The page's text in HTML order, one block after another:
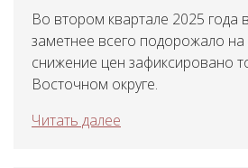
Во втором квартале 2025 года
заметнее всего подорожало
снижение цен зафиксировано
Восточном округе.
Читать далее